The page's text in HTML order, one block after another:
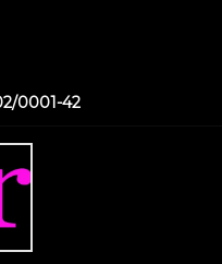
0001-42